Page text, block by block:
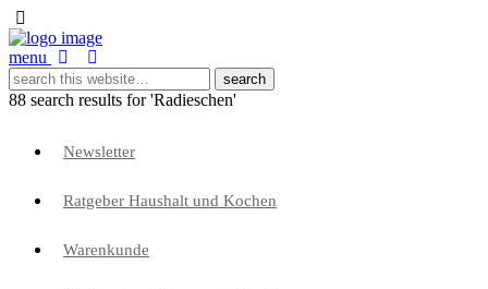
menu
88 search results for 'Radieschen'
Newsletter
Ratgeber Haushalt und Kochen
Warenkunde